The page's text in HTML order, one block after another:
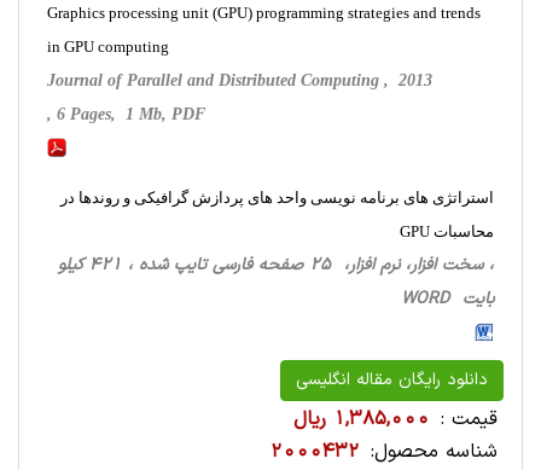
Graphics processing unit (GPU) programming strategies and trends
in GPU computing
Journal of Parallel and Distributed Computing , 2013
, 6 Pages, 1 Mb, PDF
استراتژی های برنامه نویسی واحد های پردازش گرافیکی و روندها در
محاسبات GPU
، سخت ‌افزار، نرم افزار، 25 صفحه فارسی تایپ شده ، 421 کیلو
بایت WORD
دانلود رایگان مقاله انگلیسی
قیمت : 1,385,000 ریال
شناسه محصول: 2000432